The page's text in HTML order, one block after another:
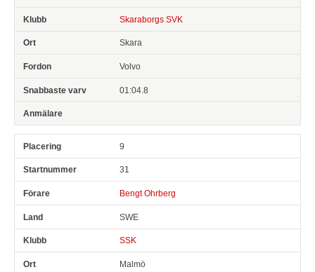
Skaraborgs SVK
Skara
Volvo
01:04.8
9
31
Bengt Ohrberg
SWE
SSK
Malmö